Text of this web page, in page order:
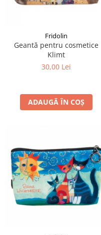
LEGO Art
LEGO Architecture
LEGO Speed Champions
Fridolin
Geantă pentru cosmetice
Klimt
30,00 Lei
ADAUGĂ ÎN COȘ